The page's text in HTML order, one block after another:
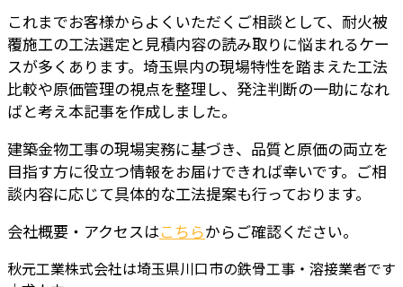
これまでお客様からよくいただくご相談として、耐火被
覆施工の工法選定と見積内容の読み取りに悩まれるケー
スが多くあります。埼玉県内の現場特性を踏まえた工法
比較や原価管理の視点を整理し、発注判断の一助になれ
ばと考え本記事を作成しました。
建築金物工事の現場実務に基づき、品質と原価の両立を
目指す方に役立つ情報をお届けできれば幸いです。ご相
談内容に応じて具体的な工法提案も行っております。
会社概要・アクセスはこちらからご確認ください。
秋元工業株式会社は埼玉県川口市の鉄骨工事・溶接業者です